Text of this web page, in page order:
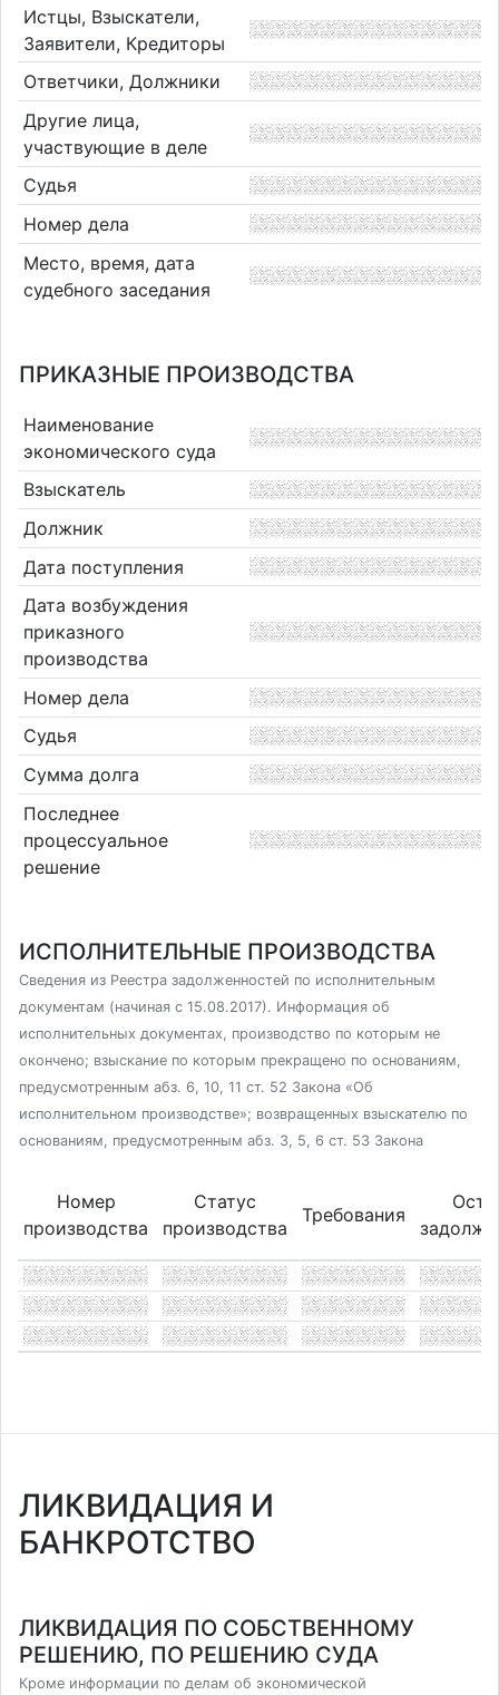
Истцы, Взыскатели,
Заявители, Кредиторы
Ответчики, Должники
Другие лица,
участвующие в деле
Судья
Номер дела
Место, время, дата
судебного заседания
ПРИКАЗНЫЕ ПРОИЗВОДСТВА
Наименование
экономического суда
Взыскатель
Должник
Дата поступления
Дата возбуждения
приказного
производства
Номер дела
Судья
Сумма долга
Последнее
процессуальное
решение
ИСПОЛНИТЕЛЬНЫЕ ПРОИЗВОДСТВА
Сведения из Реестра задолженностей по исполнительным
документам (начиная с 15.08.2017). Информация об
исполнительных документах, производство по которым не
окончено; взыскание по которым прекращено по основаниям,
предусмотренным абз. 6, 10, 11 ст. 52 Закона «Об
исполнительном производстве»; возвращенных взыскателю по
основаниям, предусмотренным абз. 3, 5, 6 ст. 53 Закона
Номер
производства
Статус
производства
Требования
ЛИКВИДАЦИЯ И
БАНКРОТСТВО
ЛИКВИДАЦИЯ ПО СОБСТВЕННОМУ
РЕШЕНИЮ, ПО РЕШЕНИЮ СУДА
Кроме информации по делам об экономической